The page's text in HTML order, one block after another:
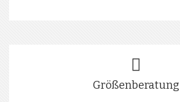
Größenberatung